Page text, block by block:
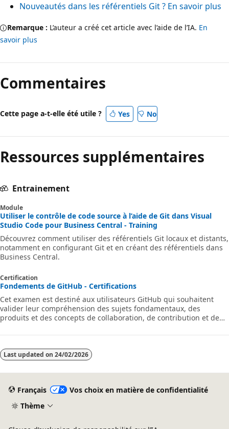
Nouveautés dans les référentiels Git ? En savoir plus
Remarque : L’auteur a créé cet article avec l’aide de l’IA. En
savoir plus
Commentaires
Cette page a-t-elle été utile ? Yes No
Ressources supplémentaires
Entrainement
Module
Utiliser le contrôle de code source à l’aide de Git dans Visual
Studio Code pour Business Central - Training
Découvrez comment utiliser des référentiels Git locaux et distants,
notamment en configurant Git et en créant des référentiels dans
Business Central.
Certification
Fondements de GitHub - Certifications
Cet examen est destiné aux utilisateurs GitHub qui souhaitent
valider leur compréhension des sujets fondamentaux, des
produits et des concepts de collaboration, de contribution et de
Last updated on 24/02/2026
Français
Vos choix en matière de confidentialité
Thème